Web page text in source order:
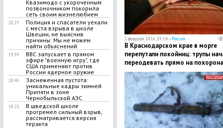
Квазимодо с укороченным
позвоночником покорила
сеть своим жизнелюбием
20:27
Полиция и спасатели уехали
с места взрыва в школе
Швеции, не выяснив
причины: Мы не можем
найти объяснений
19:39
BBC запускает в прямом
эфире "военную игру", где
США применяют против
России ядерное оружие
18:45
Заснеженная пустота:
уникальные кадры зимней
Припяти в зоне
Чернобыльской АЭС
18:21
В шведской школе
прогремел сильный взрыв,
рассматривается версия
теракта
2 февраля 2016, 19:14 —Россия
В Краснодарском крае в морге
перепутали покойниц: трупы
переодевать прямо на